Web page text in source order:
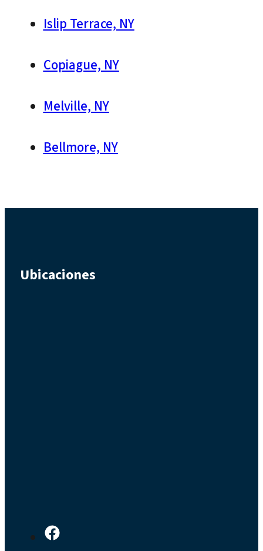
Islip Terrace, NY
Copiague, NY
Melville, NY
Bellmore, NY
Ubicaciones